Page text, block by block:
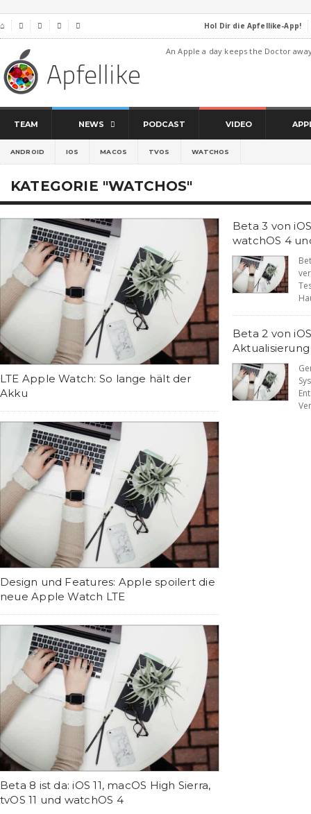
⌂     Hol Dir die Apfellike-App!
An Apple a day keeps the Doctor
TEAM NEWS PODCAST VIDEO
ANDROID IOS MACOS TVOS WATCHOS
KATEGORIE "WATCHOS"
LTE Apple Watch: So lange hält der
Akku
Design und Features: Apple spoilert die
neue Apple Watch LTE
Beta 8 ist da: iOS 11, macOS High Sierra,
tvOS 11 und watchOS 4
Beta 3 von
watchOS 4
Beta 2 von
Aktualisierung